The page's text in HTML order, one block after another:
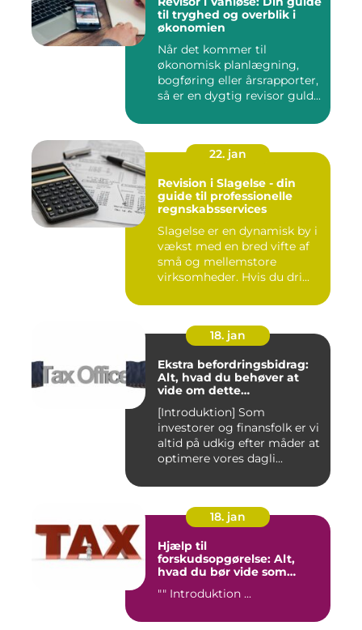
til tryghed og overblik i
økonomien
Når det kommer til
økonomisk planlægning,
bogføring eller årsrapporter,
så er en dygtig revisor guld...
22. jan
Revision i Slagelse - din
guide til professionelle
regnskabsservices
Slagelse er en dynamisk by i
vækst med en bred vifte af
små og mellemstore
virksomheder. Hvis du dri...
18. jan
Ekstra befordringsbidrag:
Alt, hvad du behøver at
vide om dette
investorer og finansfolk
[Introduktion] Som
investorer og finansfolk er vi
altid på udkig efter måder at
optimere vores dagli...
18. jan
Hjælp til
forskudsopgørelse: Alt,
hvad du bør vide som
"" Introduktion ...